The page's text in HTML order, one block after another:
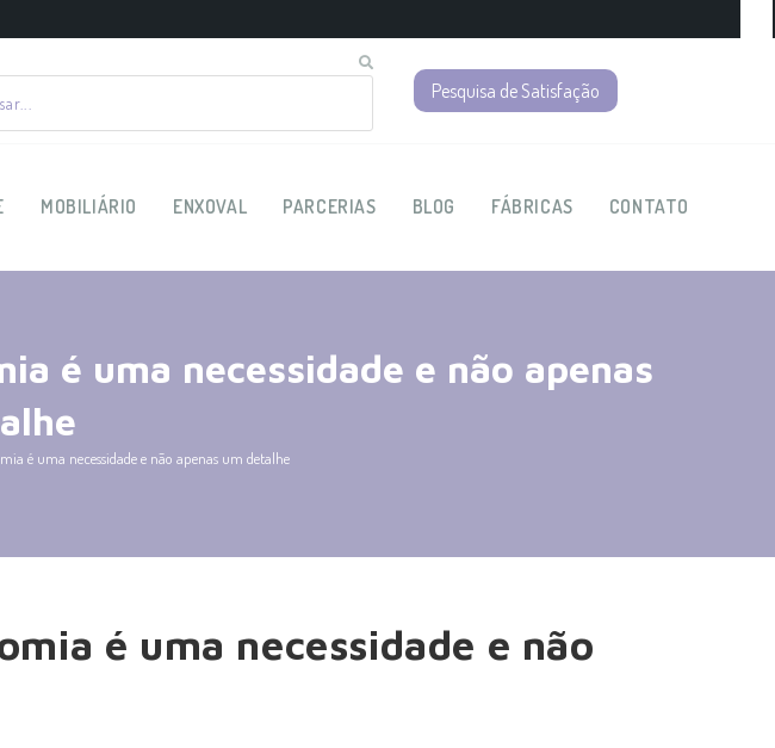
Pesquisa de Satisfação
MOBILIÁRIO ENXOVAL PARCERIAS BLOG FÁBRICAS CONTATO
é uma necessidade e não apenas
é uma necessidade e não apenas um detalhe
é uma necessidade e não